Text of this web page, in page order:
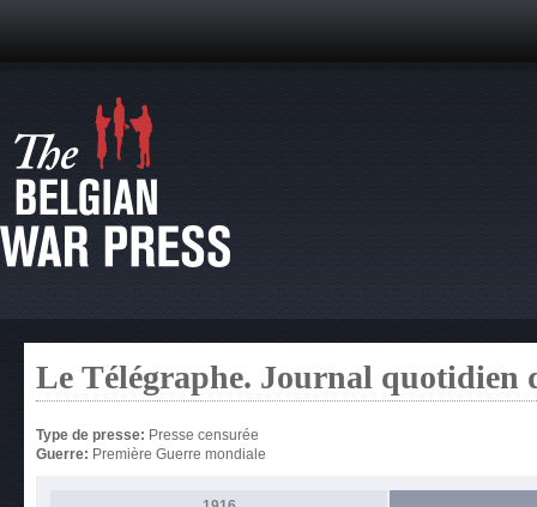
Le Télégraphe. Journal quotidien
Type de presse: Presse censurée
Guerre: Première Guerre mondiale